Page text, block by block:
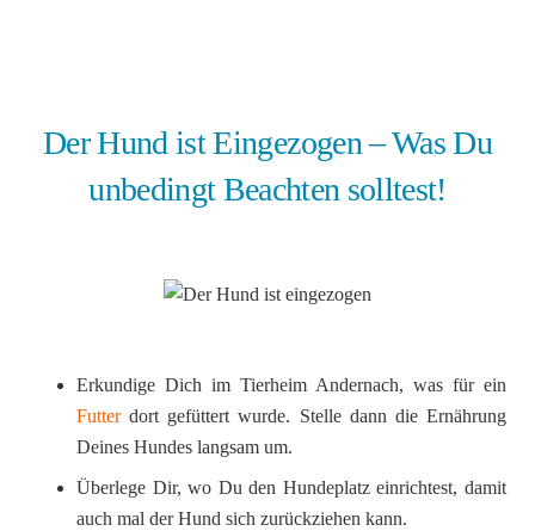
Der Hund ist Eingezogen – Was Du
unbedingt Beachten solltest!
Erkundige Dich im Tierheim Andernach, was für ein
Futterdort gefüttert wurde. Stelle dann die Ernährung
Deines Hundes langsam um.
Überlege Dir, wo Du den Hundeplatz einrichtest, damit
auch mal der Hund sich zurückziehen kann.